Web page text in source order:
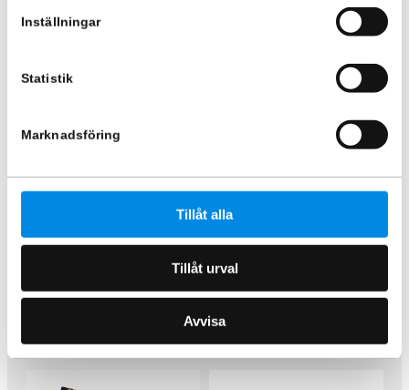
Inställningar
Statistik
Marknadsföring
Tillåt alla
Tillåt urval
Avvisa
Takbåge Hydra LED Scania 17+
24 370kr
Takbåge MAX nedsänkt Scania
2017+
7 495
Inkl. moms